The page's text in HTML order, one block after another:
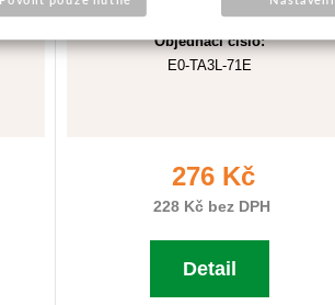
Objednací číslo:
E0-TA3L-71E
276 Kč
228 Kč bez DPH
Detail